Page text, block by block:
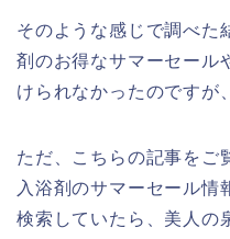
そのような感じで調べた
剤のお得なサマーセール
けられなかったのですが
ただ、こちらの記事をご
入浴剤のサマーセール情
検索していたら、美人の